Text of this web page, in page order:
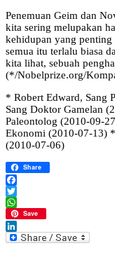
Penemuan Geim dan
kita sering melupakan
kehidupan yang
semua itu terlalu biasa
kita lihat, sebuah
(*/Nobelprize.org/
* Robert Edward, Sang
Sang Doktor Gamelan
Paleontolog (2010-09-
Ekonomi (2010-07-13)
(2010-07-06)
Share
Facebook
Twitter
WhatsApp
Save
LinkedIn